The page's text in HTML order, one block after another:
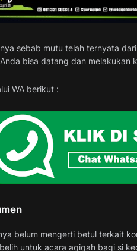
sebab mutu telah ternyata
bisa datang dan melakukan
WA berikut :
belum mengerti betul terkait
untuk acara aqiqah bagi si